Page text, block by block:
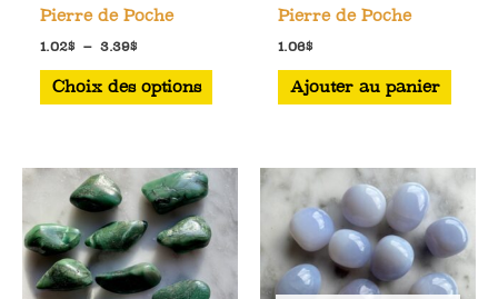
Pierre de Poche
1.02$ – 3.39$Plage
prix :
1.02$
Choix des options
Ce
produit
variations.
Les
options
peuvent
Pierre de Poche
1.06$
Ajouter au panier